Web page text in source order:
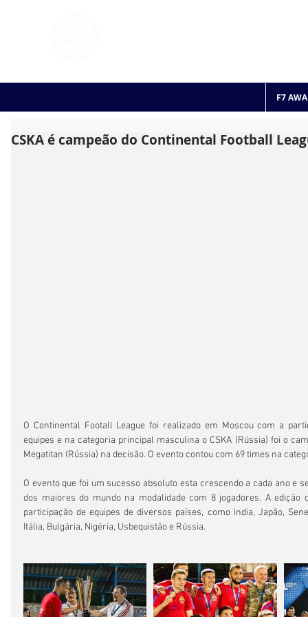
F7
CSKA é campeão do Continental Football
O Continental Footall League foi realizado em Moscou com a
equipes e na categoria principal masculina o CSKA (Rússia) foi o
Megatitan (Rússia) na decisão. O evento contou com 69 times na
O evento que foi um sucesso absoluto esta crescendo a cada ano e
dos maiores do mundo na modalidade com 8 jogadores. A edição
participação de equipes de diversos países, como ìndia, Japão,
Itália, Bulgária, Nigéria, Usbequistão e Rússia.